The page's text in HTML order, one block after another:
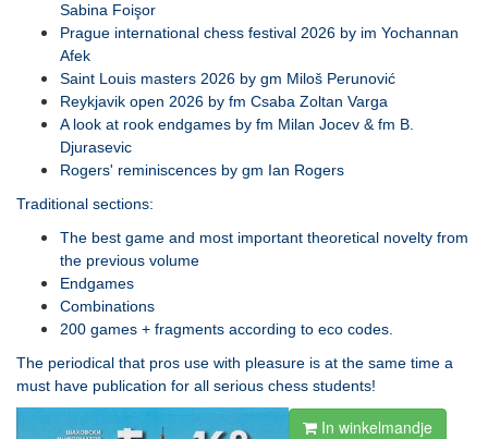
Sabina Foişor
Prague international chess festival 2026 by im Yochannan
Afek
Saint Louis masters 2026 by gm Miloš Perunović
Reykjavik open 2026 by fm Csaba Zoltan Varga
A look at rook endgames by fm Milan Jocev & fm B.
Djurasevic
Rogers' reminiscences by gm Ian Rogers
Traditional sections:
The best game and most important theoretical novelty from
the previous volume
Endgames
Combinations
200 games + fragments according to eco codes.
The periodical that pros use with pleasure is at the same time a
must have publication for all serious chess students!
In winkelmandje